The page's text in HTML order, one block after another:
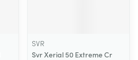
SVR
Svr Xerial 50 Extreme Cr